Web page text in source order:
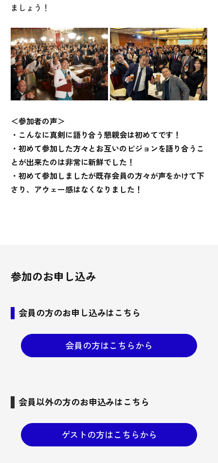
ましょう！
＜参加者の声＞
・こんなに真剣に語り合う懇親会は初めてです！
・初めて参加した方々とお互いのビジョンを語り合うこ
とが出来たのは非常に新鮮でした！
・初めて参加しましたが既存会員の方々が声をかけて下
さり、アウェー感はなくなりました！
参加のお申し込み
会員の方のお申し込みはこちら
会員の方はこちらから
会員以外の方のお申込みはこちら
ゲストの方はこちらから